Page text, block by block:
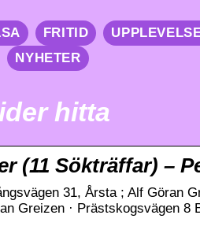
FRITID
NYHETER
hitta
(11 Sökträffar) –
31, Årsta ; Alf Göran
Greizen · Prästskogsvägen 8